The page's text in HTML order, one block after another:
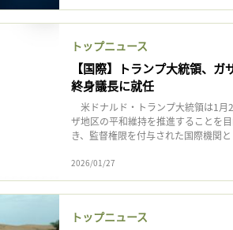
トップニュース
【国際】トランプ大統領、
終身議長に就任
米ドナルド・トランプ大統領は1月
ザ地区の平和維持を推進することを
き、監督権限を付与された国際機関
2026/01/27
トップニュース
保存するには
要です